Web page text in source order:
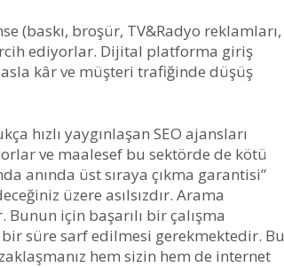
(baskı, broşür, TV&Radyo reklamları,
ediyorlar. Dijital platforma giriş
kâr ve müşteri trafiğinde düşüş
hızlı yaygınlaşan SEO ajansları
ve maalesef bu sektörde de kötü
anında üst sıraya çıkma garantisi”
üzere asılsızdır. Arama
Bunun için başarılı bir çalışma
süre sarf edilmesi gerekmektedir. Bu
hem sizin hem de internet